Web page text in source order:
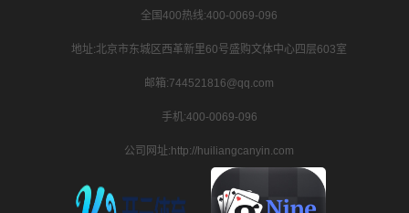
全国400热线:400-0069-096
地址:北京市东城区西革新里60号盛购文体中心四层603室
邮箱:744521816@qq.com
手机:400-0069-096
公司网址:http://huiliangcanyin.com